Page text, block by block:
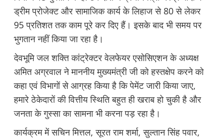
ड्रीम प्रोजेक्ट और सामाजिक कार्य के लिहाज से 80 से लेकर
95 प्रतिशत तक काम पूरे कर दिए हैं। इसके बाद भी समय पर
भुगतान नहीं किया जा रहा है।
देवभूमि जल शक्ति कांट्रेक्टर वेलफेयर एसोसिएशन के अध्यक्ष
अमित अग्रवाल ने माननीय मुख्यमंत्री जी को हस्तक्षेप करने को
कहा एवं विभागों से आग्रह किया है कि पेमेंट जारी किया जाए,
हमारे ठेकेदारों की वित्तीय स्थिति बहुत ही खराब हो चुकी है और
जनता के गुस्सा का सामना भी करना पड़ रहा है।
कार्यक्रम में सचिन मित्तल, सूरत राम शर्मा, सुल्तान सिंह पवार,